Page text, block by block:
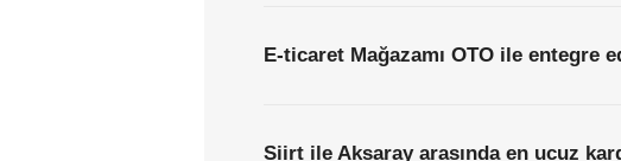
E-ticaret Mağazamı OTO ile entegre
Siirt ile Aksaray arasında en ucuz